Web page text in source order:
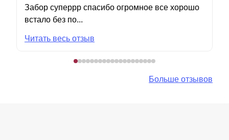
Забор суперрр спасибо огромное все хорошо
встало без по...
Читать весь отзыв
Больше отзывов